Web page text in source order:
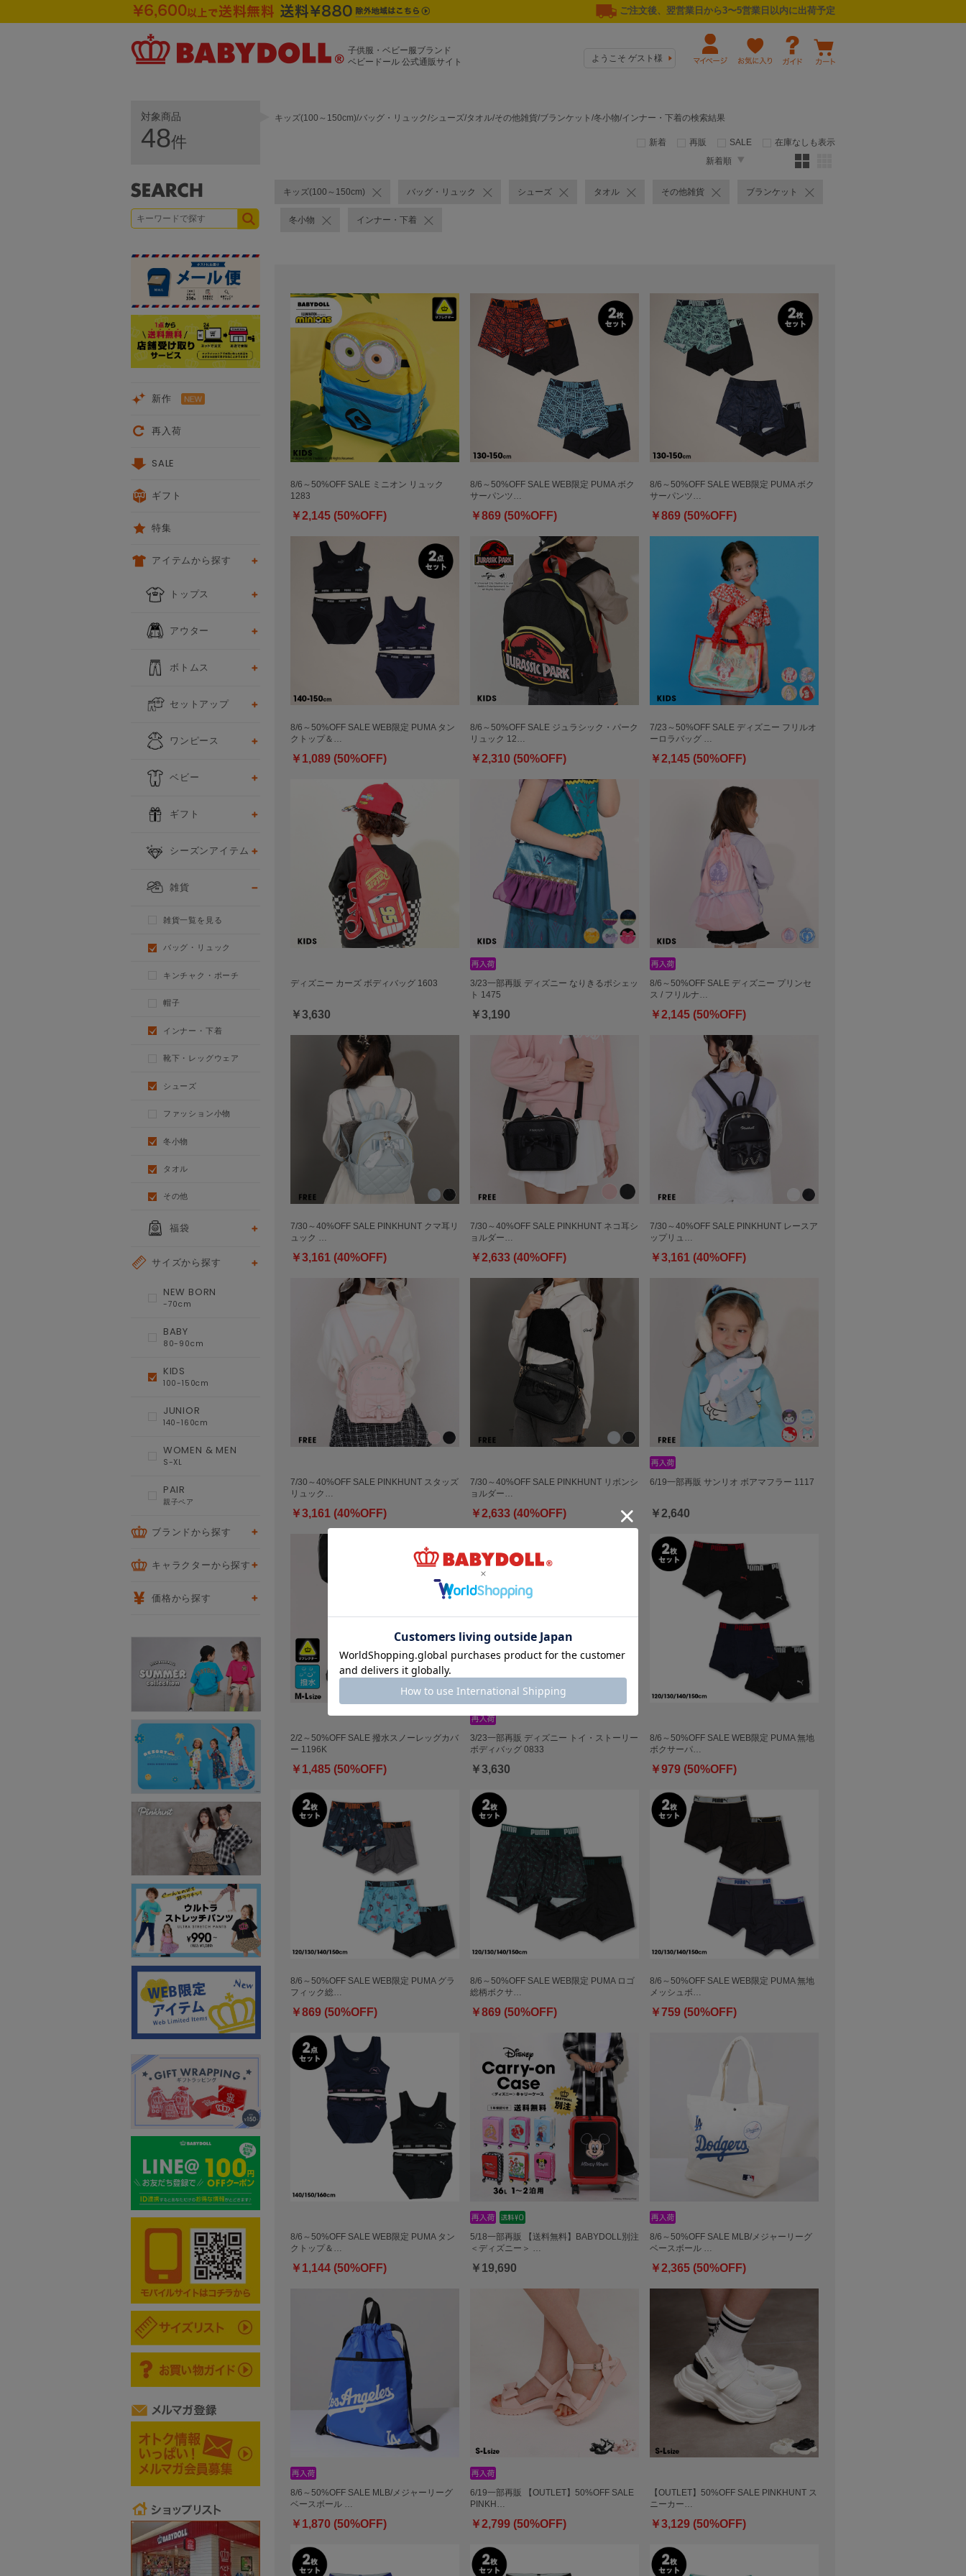
ご注文後、翌営業日から3〜5営業日以内に出荷予定
子供服・ベビー服ブランド
ベビードール 公式通販サイト
ようこそ ゲスト様
キッズ(100～150cm)/バッグ・リュック/シューズ/タオル/その他雑貨/ブランケット/冬小物/インナー・下着の検索結果
新着 再販 SALE
在庫なしも表示
新着順
キッズ(100～150cm) バッグ・リュック シューズ タオル その他雑貨 ブランケット
冬小物 インナー・下着
8/6～50%OFF SALE ミニオン リュック
1283
￥2,145 (50%OFF)
8/6～50%OFF SALE WEB限定 PUMA ボク
サーパンツ…
￥869 (50%OFF)
8/6～50%OFF SALE WEB限定 PUMA ボク
サーパンツ…
￥869 (50%OFF)
8/6～50%OFF SALE WEB限定 PUMA タン
クトップ＆…
￥1,089 (50%OFF)
8/6～50%OFF SALE ジュラシック・パーク
リュック 12…
￥2,310 (50%OFF)
7/23～50%OFF SALE ディズニー フリルオ
ーロラバッグ …
￥2,145 (50%OFF)
ディズニー カーズ ボディバッグ 1603
￥3,630
3/23一部再販 ディズニー なりきるポシェッ
ト 1475
￥3,190
8/6～50%OFF SALE ディズニー プリンセ
ス / フリルナ…
￥2,145 (50%OFF)
7/30～40%OFF SALE PINKHUNT クマ耳リ
ュック …
￥3,161 (40%OFF)
7/30～40%OFF SALE PINKHUNT ネコ耳シ
ョルダー…
￥2,633 (40%OFF)
7/30～40%OFF SALE PINKHUNT レースア
ップリュ…
￥3,161 (40%OFF)
7/30～40%OFF SALE PINKHUNT スタッズ
リュック…
￥3,161 (40%OFF)
7/30～40%OFF SALE PINKHUNT リボンシ
ョルダー…
￥2,633 (40%OFF)
6/19一部再販 サンリオ ボアマフラー 1117
￥2,640
2/2～50%OFF SALE 撥水スノーレッグカバ
ー 1196K
￥1,485 (50%OFF)
3/23一部再販 ディズニー トイ・ストーリー
ボディバッグ 0833
￥3,630
8/6～50%OFF SALE WEB限定 PUMA 無地
ボクサーパ…
￥979 (50%OFF)
8/6～50%OFF SALE WEB限定 PUMA グラ
フィック総…
￥869 (50%OFF)
8/6～50%OFF SALE WEB限定 PUMA ロゴ
総柄ボクサ…
￥869 (50%OFF)
8/6～50%OFF SALE WEB限定 PUMA 無地
メッシュボ…
￥759 (50%OFF)
8/6～50%OFF SALE WEB限定 PUMA タン
クトップ＆…
￥1,144 (50%OFF)
5/18一部再販 【送料無料】BABYDOLL別注
＜ディズニー＞ …
￥19,690
8/6～50%OFF SALE MLB/メジャーリーグ
ベースボール …
￥2,365 (50%OFF)
8/6～50%OFF SALE MLB/メジャーリーグ
ベースボール …
￥1,870 (50%OFF)
6/19一部再販 【OUTLET】50%OFF SALE
PINKH…
￥2,799 (50%OFF)
【OUTLET】50%OFF SALE PINKHUNT ス
ニーカー…
￥3,129 (50%OFF)
対象商品
48件
新作
再入荷
SALE
ギフト
特集
アイテムから探す
トップス
アウター
ボトムス
セットアップ
ワンピース
ベビー
ギフト
シーズンアイテム
雑貨
雑貨一覧を見る
バッグ・リュック
キンチャク・ポーチ
帽子
インナー・下着
靴下・レッグウェア
シューズ
ファッション小物
冬小物
タオル
その他
福袋
サイズから探す
NEW BORN
-70cm
BABY
80-90cm
KIDS
100-150cm
JUNIOR
140-160cm
WOMEN & MEN
S-XL
PAIR
親子ペア
ブランドから探す
キャラクターから探す
価格から探す